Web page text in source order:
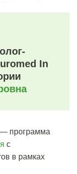
In
— программа
с
в рамках